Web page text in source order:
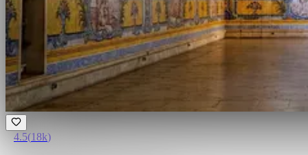
4.5(18k)